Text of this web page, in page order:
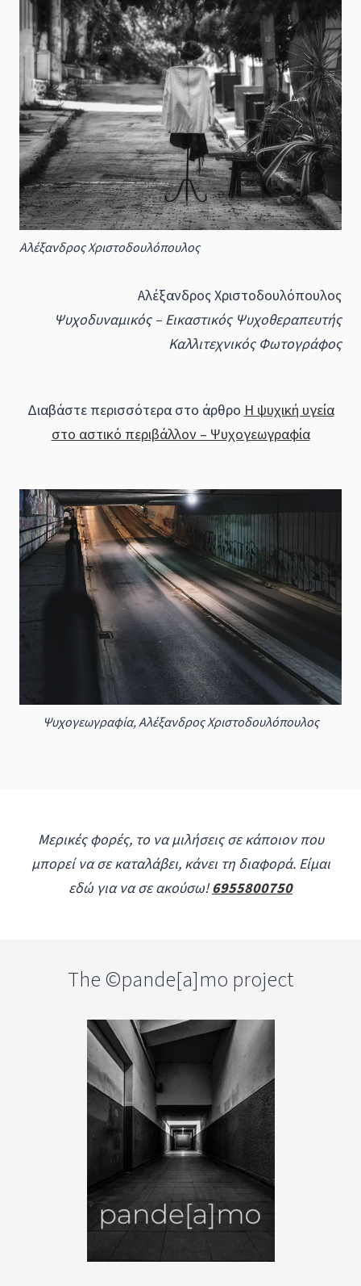
Αλέξανδρος Χριστοδουλόπουλος
Αλέξανδρος Χριστοδουλόπουλος
Ψυχοδυναμικός – Εικαστικός Ψυχοθεραπευτής
Καλλιτεχνικός Φωτογράφος
Διαβάστε περισσότερα στο άρθρο Η ψυχική υγεία
στο αστικό περιβάλλον – Ψυχογεωγραφία
Ψυχογεωγραφία, Αλέξανδρος Χριστοδουλόπουλος
Μερικές φορές, το να μιλήσεις σε κάποιον που
μπορεί να σε καταλάβει, κάνει τη διαφορά. Είμαι
εδώ για να σε ακούσω!6955800750
The ©pande[a]mo project